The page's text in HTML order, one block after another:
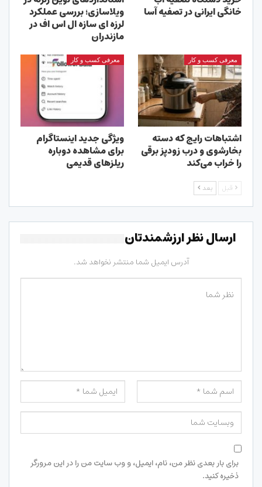
خانگی ایرانی در تصفیه آسا ویلاسازی؛ بررسی عملکرد
لرزه ای سازه ال اس اف در
مازندران
معرفی کسب و کار
اشتباهات رایج که دسته
بخارشوی و درب زودپز برقی
را خراب می‌کند
معرفی کسب و کار
ویژگی جدید اینستاگرام
برای مشاهده دوباره
ریلزهای قدیمی
قبل بعد
ارسال نظر ارزشمندتان
آدرس ایمیل شما منتشر نخواهد شد.
برای بار بعدی نظر من، نام، ایمیل، و وب سایت من را در این مرورگر
ذخیره کنید.